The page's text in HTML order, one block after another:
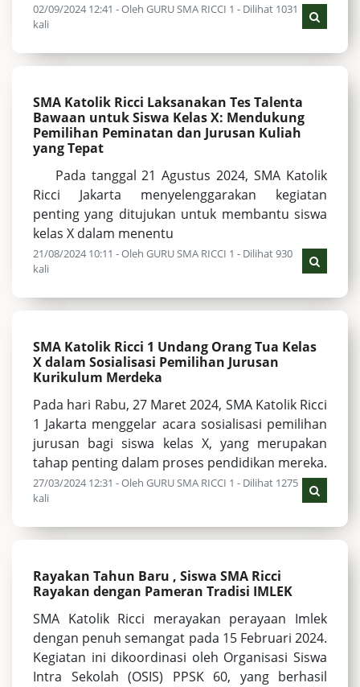
02/09/2024 12:41 - Oleh GURU SMA RICCI 1 - Dilihat 1031
kali
SMA Katolik Ricci Laksanakan Tes Talenta
Bawaan untuk Siswa Kelas X: Mendukung
Pemilihan Peminatan dan Jurusan Kuliah
yang Tepat
Pada tanggal 21 Agustus 2024, SMA Katolik
Ricci Jakarta menyelenggarakan kegiatan
penting yang ditujukan untuk membantu siswa
kelas X dalam menentu
21/08/2024 10:11 - Oleh GURU SMA RICCI 1 - Dilihat 930
kali
SMA Katolik Ricci 1 Undang Orang Tua Kelas
X dalam Sosialisasi Pemilihan Jurusan
Kurikulum Merdeka
Pada hari Rabu, 27 Maret 2024, SMA Katolik Ricci
1 Jakarta menggelar acara sosialisasi pemilihan
jurusan bagi siswa kelas X, yang merupakan
tahap penting dalam proses pendidikan mereka.
27/03/2024 12:31 - Oleh GURU SMA RICCI 1 - Dilihat 1275
kali
Rayakan Tahun Baru , Siswa SMA Ricci
Rayakan dengan Pameran Tradisi IMLEK
SMA Katolik Ricci merayakan perayaan Imlek
dengan penuh semangat pada 15 Februari 2024.
Kegiatan ini dikoordinasi oleh Organisasi Siswa
Intra Sekolah (OSIS) PPSK 60, yang berhasil